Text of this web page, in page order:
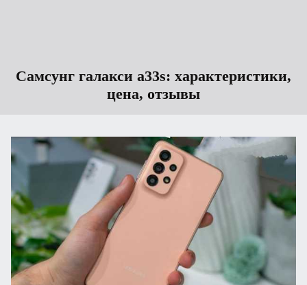
Самсунг галакси а33s: характеристики,
цена, отзывы